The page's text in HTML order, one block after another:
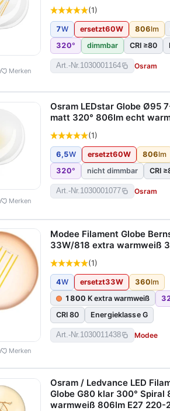
Merken
(1)
7W ersetzt60W 806lm
320° dimmbar CRI ≥80
Art.-Nr.1030001164 Osram
Merken
Osram LEDstar Globe Ø95
matt 320° 806lm echt
(1)
6,5W ersetzt60W 806lm
320° nicht dimmbar CRI
Art.-Nr.1030001077 Osram
Merken
Modee Filament Globe
33W/818 extra warmweiß
(1)
4W ersetzt33W 360lm
1800 K extra warmweiß
CRI 80
Energieklasse G
Art.-Nr.1030011438 Modee
Osram / Ledvance LED
Globe G80 klar 300°
warmweiß 806lm E27 220-